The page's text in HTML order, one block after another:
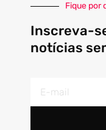
Fique por
Inscreva-
notícias
mail